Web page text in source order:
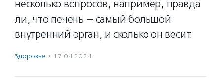
несколько вопросов, например, правда
ли, что печень — самый большой
внутренний орган, и сколько он весит.
Здоровье · 17.04.2024